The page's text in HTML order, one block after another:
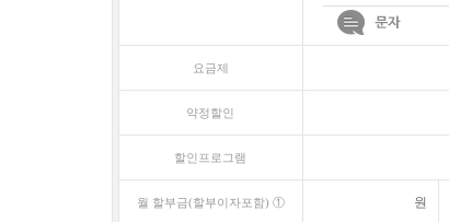
요금제
약정할인
할인프로그램
월 할부금(할부이자포함) ① 원